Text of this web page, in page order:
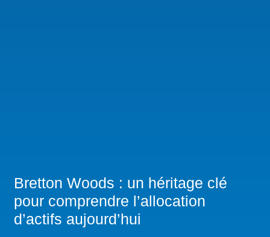
Bretton Woods : un héritage clé
pour comprendre l’allocation
d’actifs aujourd’hui